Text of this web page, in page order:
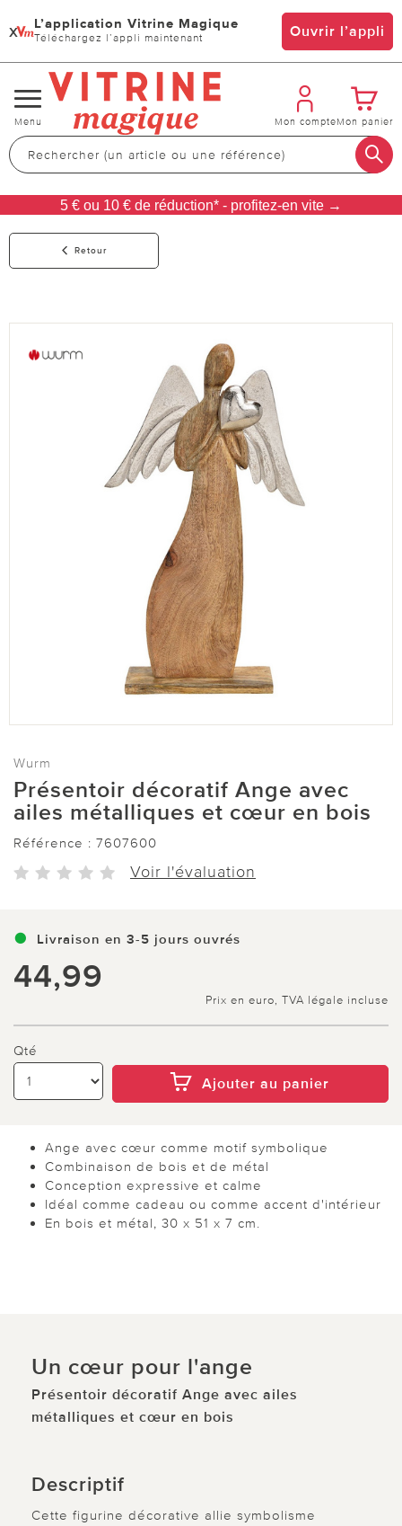
x L’application Vitrine Magique
Téléchargez l’appli maintenant Ouvrir l’appli
Changer
de
navigation
Menu Mon compteMon panier
5 € ou 10 € de réduction* - profitez-en vite →
Retour
Wurm
Présentoir décoratif Ange avec
ailes métalliques et cœur en bois
Référence : 7607600
Voir l'évaluation
Livraison en 3-5 jours ouvrés
44,99
Prix en euro, TVA légale incluse
Qté
Ajouter au panier
Ange avec cœur comme motif symbolique
Combinaison de bois et de métal
Conception expressive et calme
Idéal comme cadeau ou comme accent d'intérieur
En bois et métal, 30 x 51 x 7 cm.
Un cœur pour l'ange
Présentoir décoratif Ange avec ailes
métalliques et cœur en bois
Descriptif
Cette figurine décorative allie symbolisme